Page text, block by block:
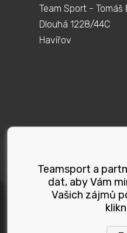
Team Sport - Tomáš
Dlouhá 1228/44C
Havířov
Teamsport a
dat, aby Vám
Vašich zájmů